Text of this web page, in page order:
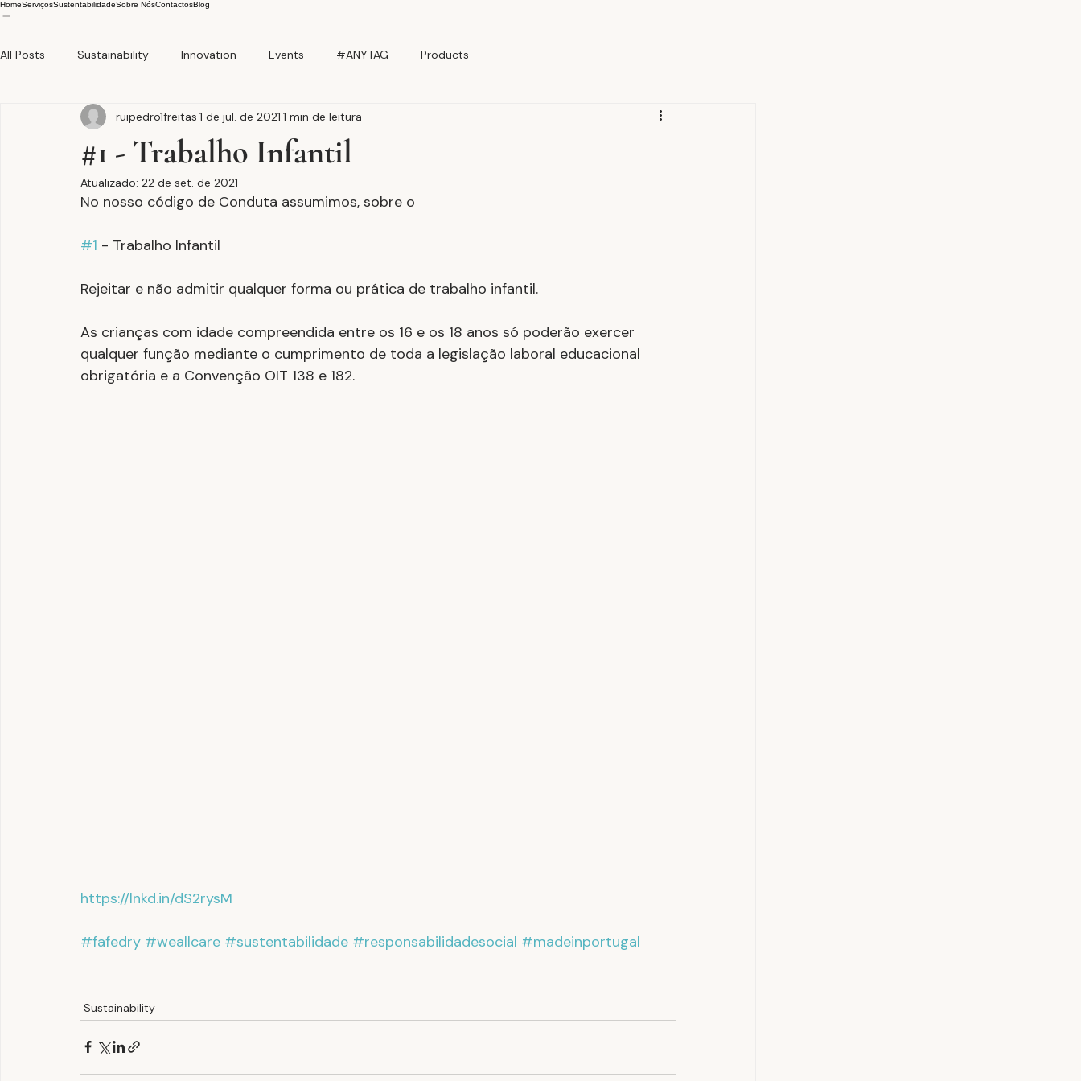
HomeServiçosSustentabilidadeSobre NósContactosBlog
All Posts Sustainability Innovation Events #ANYTAG Products
#1 - Trabalho Infantil
ruipedro1freitas 1 de jul. de 2021 1 min de leitura
Atualizado: 22 de set. de 2021
No nosso código de Conduta assumimos, sobre o
#1 - Trabalho Infantil
Rejeitar e não admitir qualquer forma ou prática de trabalho infantil.
As crianças com idade compreendida entre os 16 e os 18 anos só poderão exercer
qualquer função mediante o cumprimento de toda a legislação laboral educacional
obrigatória e a Convenção OIT 138 e 182.
https://lnkd.in/dS2rysM
#fafedry #weallcare #sustentabilidade #responsabilidadesocial #madeinportugal
Sustainability